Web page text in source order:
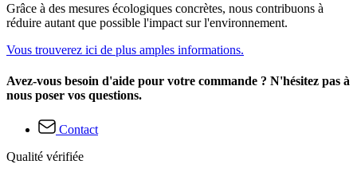
Grâce à des mesures écologiques concrètes, nous contribuons à
réduire autant que possible l'impact sur l'environnement.
Vous trouverez ici de plus amples informations.
Avez-vous besoin d'aide pour votre commande ? N'hésitez pas à
nous poser vos questions.
Contact
Qualité vérifiée